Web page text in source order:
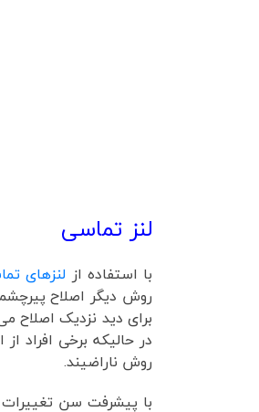
لنز تماسی
با استفاده از لنزهای
روش دیگر اصلاح
برای دید نزدیک اصلاح
در حالیکه برخی
روش ناراضیند.
با پیشرفت سن